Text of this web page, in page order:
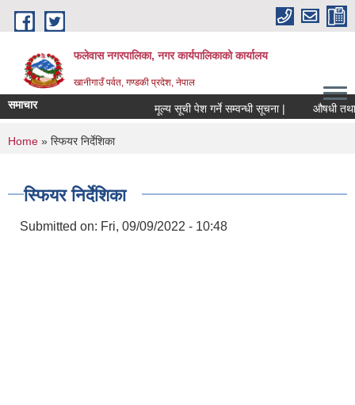
Skip to main content
फलेवास नगरपालिका, नगर कार्यपालिकाको कार्यालय
खानीगाउँ पर्वत, गण्डकी प्रदेश, नेपाल
समाचार मूल्य सूची पेश गर्ने सम्वन्धी सूचना | औषधी तथा
You are here
Home » स्फियर निर्देशिका
स्फियर निर्देशिका
Submitted on: Fri, 09/09/2022 - 10:48